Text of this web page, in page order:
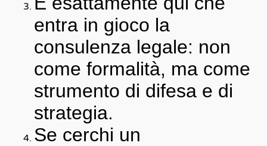
entra in gioco la
consulenza legale: non
come formalità, ma come
strumento di difesa e di
strategia.
Se cerchi un